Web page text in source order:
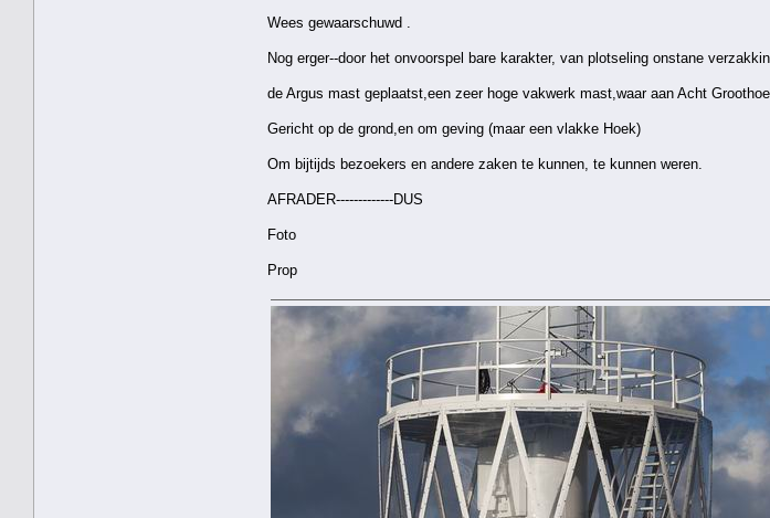
Wees gewaarschuwd .
Nog erger--door het onvoorspel bare karakter, van plotseling onstane
de Argus mast geplaatst,een zeer hoge vakwerk mast,waar aan Acht
Gericht op de grond,en om geving (maar een vlakke Hoek)
Om bijtijds bezoekers en andere zaken te kunnen, te kunnen weren.
AFRADER-------------DUS
Foto
Prop